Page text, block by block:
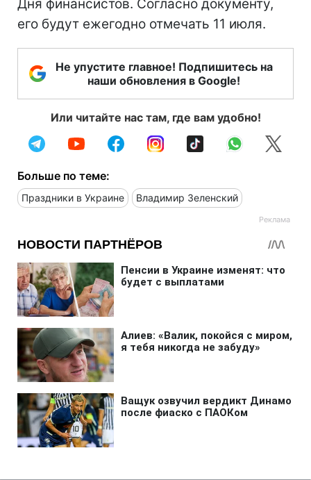
Дня финансистов. Согласно документу,
его будут ежегодно отмечать 11 июля.
Не упустите главное! Подпишитесь на
наши обновления в Google!
Или читайте нас там, где вам удобно!
Больше по теме:
Праздники в Украине Владимир Зеленский